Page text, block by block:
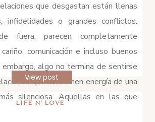
que desgastan están llenas
infidelidades o grandes conflictos.
fuera, parecen completamente
comunicación e incluso buenos
algo no termina de sentirse
que consumen energía de una
silenciosa. Aquellas en las que
View post
LIFE N’ LOVE